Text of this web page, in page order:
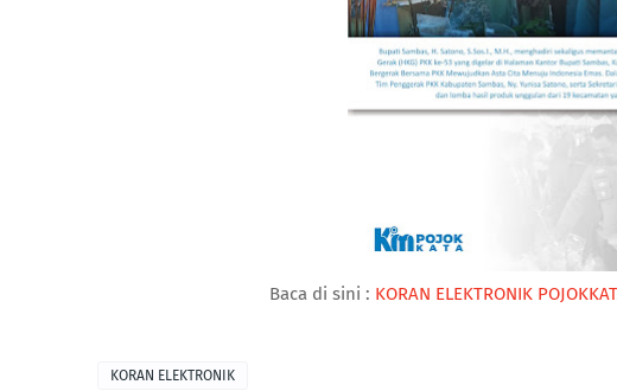
Baca di sini : KORAN ELEKTRONIK
KORAN ELEKTRONIK